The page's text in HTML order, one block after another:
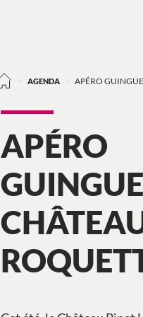
> AGENDA > APÉRO
APÉRO